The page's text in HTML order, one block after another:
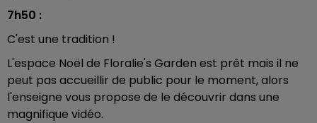
7h50 :
C'est une tradition !
L'espace Noël de Floralie's Garden est prêt mais il ne
peut pas accueillir de public pour le moment, alors
l'enseigne vous propose de le découvrir dans une
magnifique vidéo.